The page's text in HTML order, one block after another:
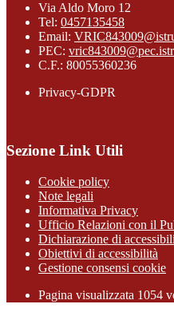
Via Aldo Moro 12
Tel: 0457135458
Email:
PEC:
C.F.: 80055360236
Privacy-GDPR
Sezione Link Utili
Cookie policy
Note legali
Informativa Privacy
Ufficio Relazioni con il
Dichiarazione di
Obiettivi di accessibilità
Gestione consensi cookie
Pagina visualizzata 1054